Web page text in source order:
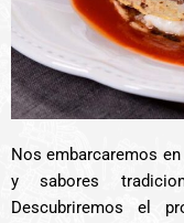
Nos embarcaremos
y sabores
Descubriremos el